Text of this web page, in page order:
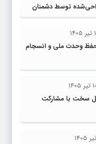
توسط دشمنان
حفظ وحدت ملی و انسجام
1405
سخت با مشارکت